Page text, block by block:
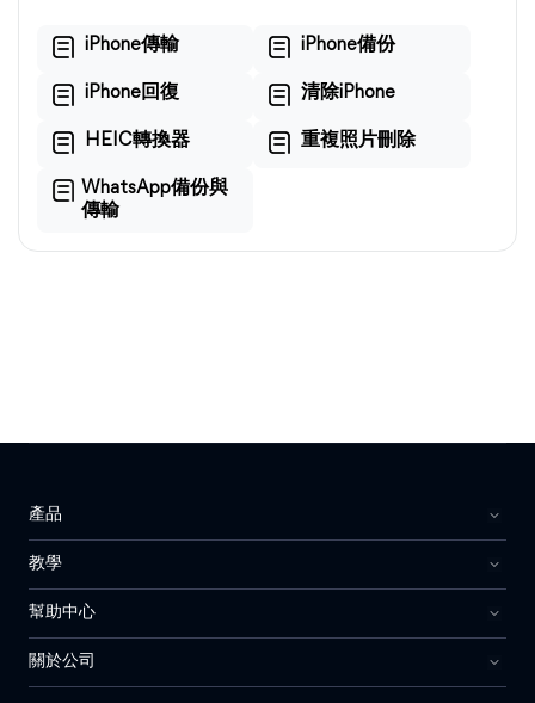
iPhone傳輸 iPhone備份
iPhone回復 清除iPhone
HEIC轉換器 重複照片刪除
WhatsApp備份與
傳輸
產品
教學
幫助中心
關於公司